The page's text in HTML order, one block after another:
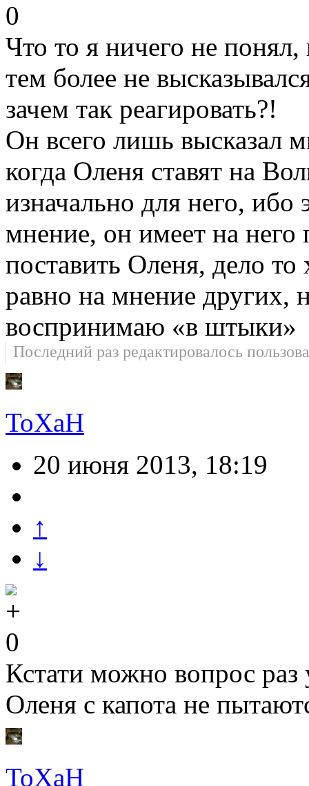
0
Что то я ничего не
тем более не
зачем так реагировать?!
Он всего лишь высказал
когда Оленя ставят на
изначально для него, ибо
мнение, он имеет на него
поставить Оленя, дело
равно на мнение
воспринимаю «в штыки»
Последний раз редактировалось
ToXaH
20 июня 2013, 18:19
↑
↓
0
Кстати можно вопрос
Оленя с капота не
ToXaH